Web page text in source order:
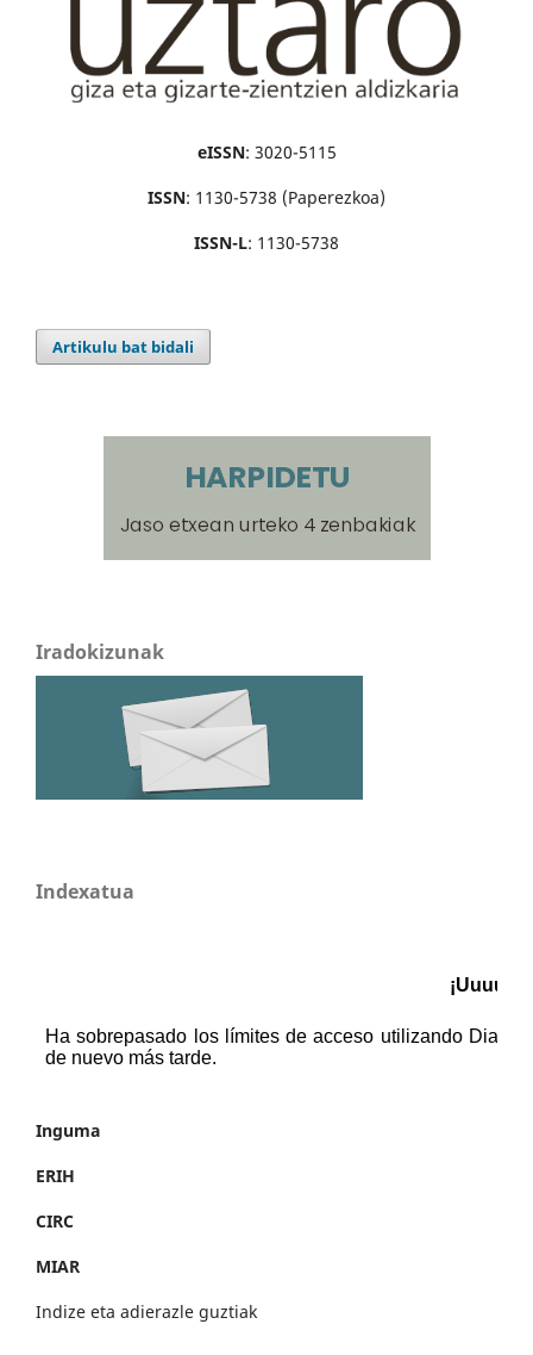
eISSN: 3020-5115
ISSN: 1130-5738 (Paperezkoa)
ISSN-L: 1130-5738
Artikulu bat bidali
Iradokizunak
Indexatua
Inguma
ERIH
CIRC
MIAR
Indize eta adierazle guztiak